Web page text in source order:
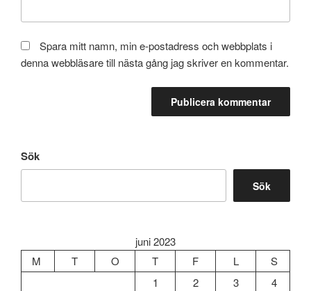
Spara mitt namn, min e-postadress och webbplats i
denna webbläsare till nästa gång jag skriver en kommentar.
Sök
Sök
juni 2023
M
T O T F L
S
1
2 3
4